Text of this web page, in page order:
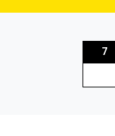
7